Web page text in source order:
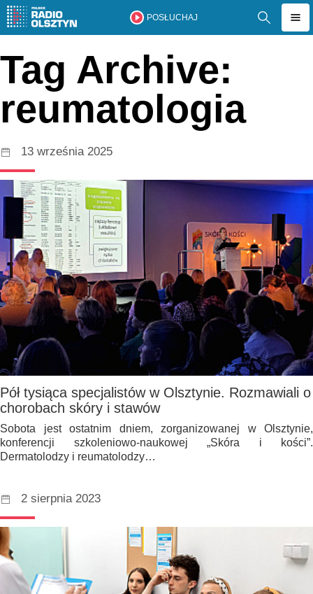
POSŁUCHAJ
Tag Archive:
reumatologia
13 września 2025
Pół tysiąca specjalistów w Olsztynie. Rozmawiali o
chorobach skóry i stawów
Sobota jest ostatnim dniem, zorganizowanej w Olsztynie,
konferencji szkoleniowo-naukowej „Skóra i kości”.
Dermatolodzy i reumatolodzy…
2 sierpnia 2023